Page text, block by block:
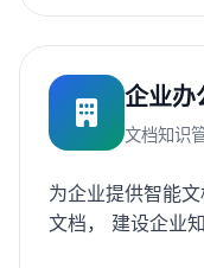
企业办
文档知识
为企业提供智能
文档， 建设企业